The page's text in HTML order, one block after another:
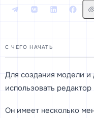
С ЧЕГО НАЧАТЬ
Для создания модели
использовать редактор
Он имеет несколько